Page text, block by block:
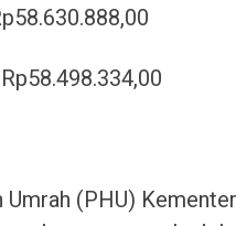
(PHU)